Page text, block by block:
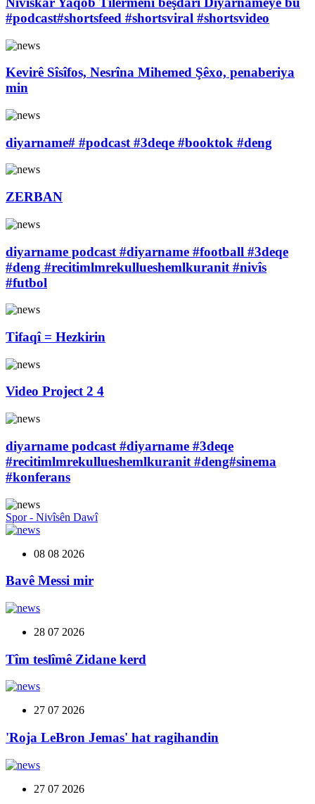
#podcast#shortsfeed #shortsviral #shortsvideo
Kevirê Sîsîfos, Nesrîna Mihemed Şêxo, penaberiya
min
diyarname# #podcast #3deqe #booktok #deng
ZERBAN
diyarname podcast #diyarname #football #3deqe
#deng #recitimlmrekullueshemlkuranit #nivîs
#futbol
Tifaqî = Hezkirin
Video Project 2 4
diyarname podcast #diyarname #3deqe
#recitimlmrekullueshemlkuranit #deng#sinema
#konferans
Spor - Nivîsên Dawî
08 08 2026
Bavê Messi mir
28 07 2026
Tîm teslîmê Zidane kerd
27 07 2026
'Roja LeBron Jemas' hat ragihandin
27 07 2026